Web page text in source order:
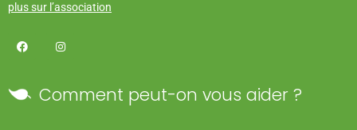
plus sur l’association
Comment peut-on vous aider ?